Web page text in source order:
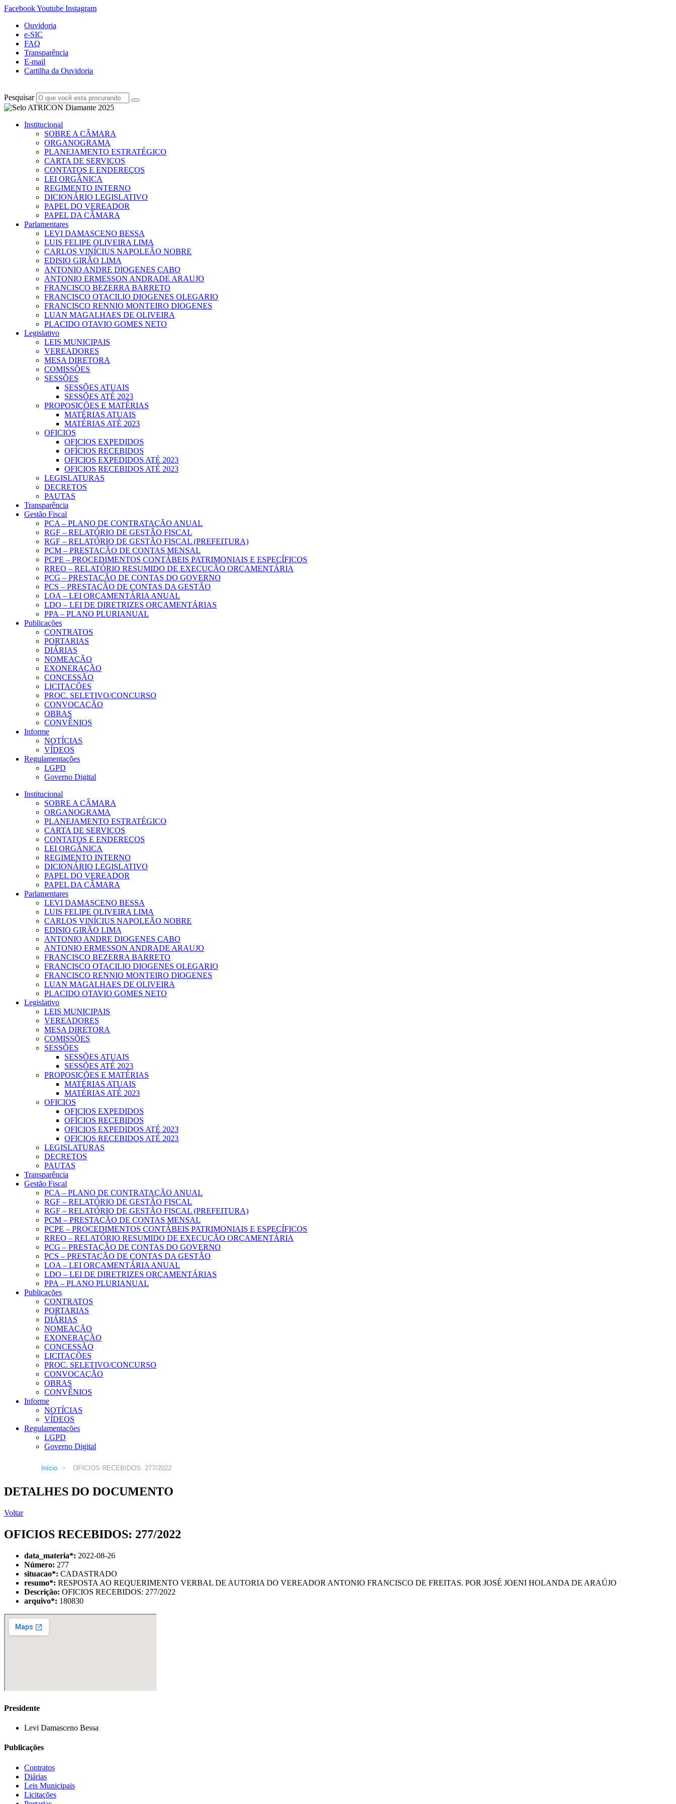
FacebookYoutube Instagram
Ouvidoria
e-SIC
FAQ
Transparência
E-mail
Cartilha da Ouvidoria
Pesquisar
Institucional
SOBRE A CÂMARA
ORGANOGRAMA
PLANEJAMENTO ESTRATÉGICO
CARTA DE SERVIÇOS
CONTATOS E ENDEREÇOS
LEI ORGÂNICA
REGIMENTO INTERNO
DICIONÁRIO LEGISLATIVO
PAPEL DO VEREADOR
PAPEL DA CÂMARA
Parlamentares
LEVI DAMASCENO BESSA
LUIS FELIPE OLIVEIRA LIMA
CARLOS VINÍCIUS NAPOLEÃO NOBRE
EDISIO GIRÃO LIMA
ANTONIO ANDRE DIOGENES CABO
ANTONIO ERMESSON ANDRADE ARAUJO
FRANCISCO BEZERRA BARRETO
FRANCISCO OTACILIO DIOGENES OLEGARIO
FRANCISCO RENNIO MONTEIRO DIOGENES
LUAN MAGALHAES DE OLIVEIRA
PLACIDO OTAVIO GOMES NETO
Legislativo
LEIS MUNICIPAIS
VEREADORES
MESA DIRETORA
COMISSÕES
SESSÕES
SESSÕES ATUAIS
SESSÕES ATÉ 2023
PROPOSIÇÕES E MATÉRIAS
MATÉRIAS ATUAIS
MATÉRIAS ATÉ 2023
OFICIOS
OFICIOS EXPEDIDOS
OFÍCIOS RECEBIDOS
OFICIOS EXPEDIDOS ATÉ 2023
OFICIOS RECEBIDOS ATÉ 2023
LEGISLATURAS
DECRETOS
PAUTAS
Transparência
Gestão Fiscal
PCA – PLANO DE CONTRATAÇÃO ANUAL
RGF – RELATÓRIO DE GESTÃO FISCAL
RGF – RELATÓRIO DE GESTÃO FISCAL (PREFEITURA)
PCM – PRESTAÇÃO DE CONTAS MENSAL
PCPE – PROCEDIMENTOS CONTÁBEIS PATRIMONIAIS E ESPECÍFICOS
RREO – RELATÓRIO RESUMIDO DE EXECUÇÃO ORÇAMENTÁRIA
PCG – PRESTAÇÃO DE CONTAS DO GOVERNO
PCS – PRESTAÇÃO DE CONTAS DA GESTÃO
LOA – LEI ORÇAMENTÁRIA ANUAL
LDO – LEI DE DIRETRIZES ORÇAMENTÁRIAS
PPA – PLANO PLURIANUAL
Publicações
CONTRATOS
PORTARIAS
DIÁRIAS
NOMEAÇÃO
EXONERAÇÃO
CONCESSÃO
LICITAÇÕES
PROC. SELETIVO/CONCURSO
CONVOCAÇÃO
OBRAS
CONVÊNIOS
Informe
NOTÍCIAS
VÍDEOS
Regulamentações
LGPD
Governo Digital
Institucional
SOBRE A CÂMARA
ORGANOGRAMA
PLANEJAMENTO ESTRATÉGICO
CARTA DE SERVIÇOS
CONTATOS E ENDEREÇOS
LEI ORGÂNICA
REGIMENTO INTERNO
DICIONÁRIO LEGISLATIVO
PAPEL DO VEREADOR
PAPEL DA CÂMARA
Parlamentares
LEVI DAMASCENO BESSA
LUIS FELIPE OLIVEIRA LIMA
CARLOS VINÍCIUS NAPOLEÃO NOBRE
EDISIO GIRÃO LIMA
ANTONIO ANDRE DIOGENES CABO
ANTONIO ERMESSON ANDRADE ARAUJO
FRANCISCO BEZERRA BARRETO
FRANCISCO OTACILIO DIOGENES OLEGARIO
FRANCISCO RENNIO MONTEIRO DIOGENES
LUAN MAGALHAES DE OLIVEIRA
PLACIDO OTAVIO GOMES NETO
Legislativo
LEIS MUNICIPAIS
VEREADORES
MESA DIRETORA
COMISSÕES
SESSÕES
SESSÕES ATUAIS
SESSÕES ATÉ 2023
PROPOSIÇÕES E MATÉRIAS
MATÉRIAS ATUAIS
MATÉRIAS ATÉ 2023
OFICIOS
OFICIOS EXPEDIDOS
OFÍCIOS RECEBIDOS
OFICIOS EXPEDIDOS ATÉ 2023
OFICIOS RECEBIDOS ATÉ 2023
LEGISLATURAS
DECRETOS
PAUTAS
Transparência
Gestão Fiscal
PCA – PLANO DE CONTRATAÇÃO ANUAL
RGF – RELATÓRIO DE GESTÃO FISCAL
RGF – RELATÓRIO DE GESTÃO FISCAL (PREFEITURA)
PCM – PRESTAÇÃO DE CONTAS MENSAL
PCPE – PROCEDIMENTOS CONTÁBEIS PATRIMONIAIS E ESPECÍFICOS
RREO – RELATÓRIO RESUMIDO DE EXECUÇÃO ORÇAMENTÁRIA
PCG – PRESTAÇÃO DE CONTAS DO GOVERNO
PCS – PRESTAÇÃO DE CONTAS DA GESTÃO
LOA – LEI ORÇAMENTÁRIA ANUAL
LDO – LEI DE DIRETRIZES ORÇAMENTÁRIAS
PPA – PLANO PLURIANUAL
Publicações
CONTRATOS
PORTARIAS
DIÁRIAS
NOMEAÇÃO
EXONERAÇÃO
CONCESSÃO
LICITAÇÕES
PROC. SELETIVO/CONCURSO
CONVOCAÇÃO
OBRAS
CONVÊNIOS
Informe
NOTÍCIAS
VÍDEOS
Regulamentações
LGPD
Governo Digital
Início > OFICIOS RECEBIDOS: 277/2022
DETALHES DO DOCUMENTO
Voltar
OFICIOS RECEBIDOS: 277/2022
data_materia*: 2022-08-26
Número: 277
situacao*: CADASTRADO
resumo*: RESPOSTA AO REQUERIMENTO VERBAL DE AUTORIA DO VEREADOR ANTONIO FRANCISCO DE FREITAS. POR JOSÉ JOENI HOLANDA DE ARAÚJO
Descrição: OFICIOS RECEBIDOS: 277/2022
arquivo*: 180830
Presidente
Levi Damasceno Bessa
Publicações
Contratos
Diárias
Leis Municipais
Licitações